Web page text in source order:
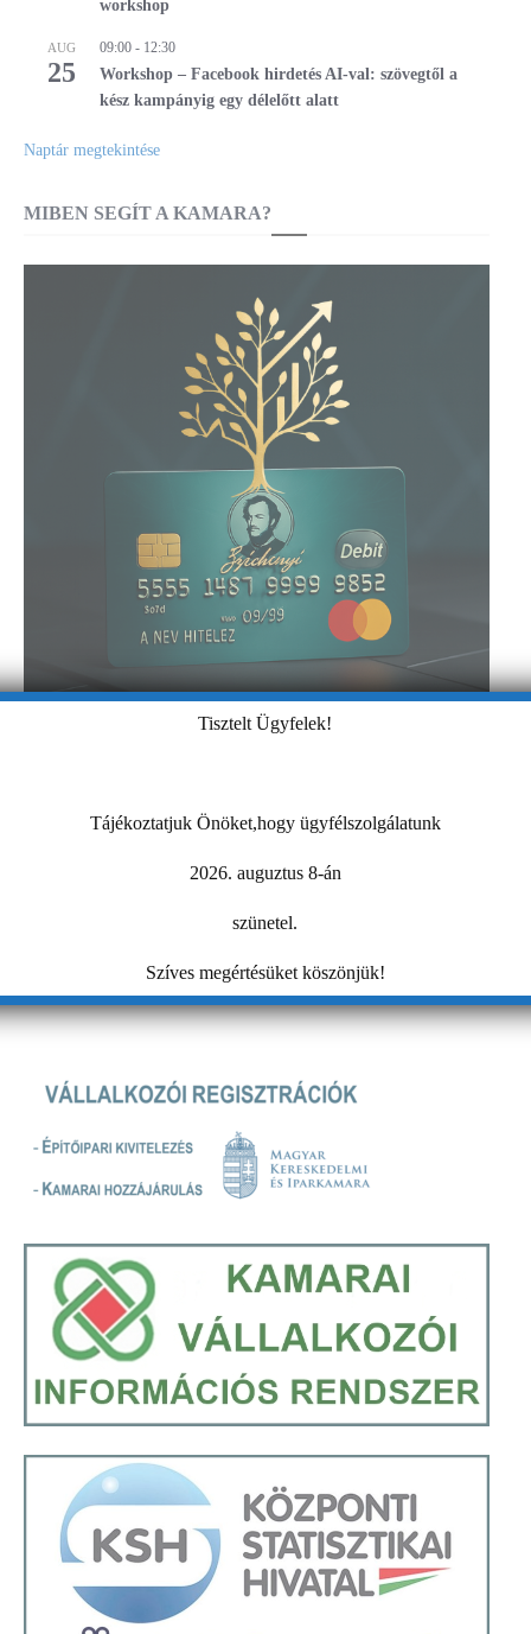
workshop
AUG
25
09:00 - 12:30
Workshop – Facebook hirdetés AI-val: szövegtől a
kész kampányig egy délelőtt alatt
Naptár megtekintése
MIBEN SEGÍT A KAMARA?
Tisztelt Ügyfelek!
Tájékoztatjuk Önöket,hogy ügyfélszolgálatunk
2026. auguztus 8-án
szünetel.
Szíves megértésüket köszönjük!